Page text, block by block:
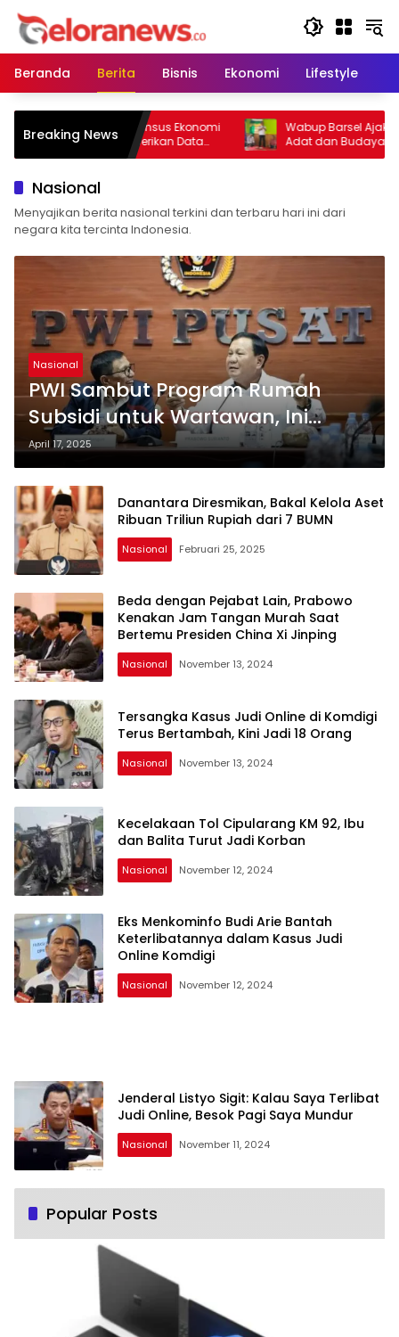
Langsung
konten
Beranda
Berita Bisnis Ekonomi Lifestyle
Breaking News
Barsel Dukung Sensus Ekonomi
Pelaku Usaha Berikan Data
Wabup Barsel Ajak
Adat dan Budaya di
Zaman
Nasional
Menyajikan berita nasional terkini dan terbaru hari ini dari
negara kita tercinta Indonesia.
Nasional
PWI Sambut Program Rumah
Subsidi untuk Wartawan, Ini
Syaratnya
April 17, 2025
Danantara Diresmikan, Bakal Kelola Aset
Ribuan Triliun Rupiah dari 7 BUMN
Nasional Februari 25, 2025
Beda dengan Pejabat Lain, Prabowo
Kenakan Jam Tangan Murah Saat
Bertemu Presiden China Xi Jinping
Nasional November 13, 2024
Tersangka Kasus Judi Online di Komdigi
Terus Bertambah, Kini Jadi 18 Orang
Nasional November 13, 2024
Kecelakaan Tol Cipularang KM 92, Ibu
dan Balita Turut Jadi Korban
Nasional November 12, 2024
Eks Menkominfo Budi Arie Bantah
Keterlibatannya dalam Kasus Judi
Online Komdigi
Nasional November 12, 2024
Jenderal Listyo Sigit: Kalau Saya Terlibat
Judi Online, Besok Pagi Saya Mundur
Nasional November 11, 2024
Popular Posts